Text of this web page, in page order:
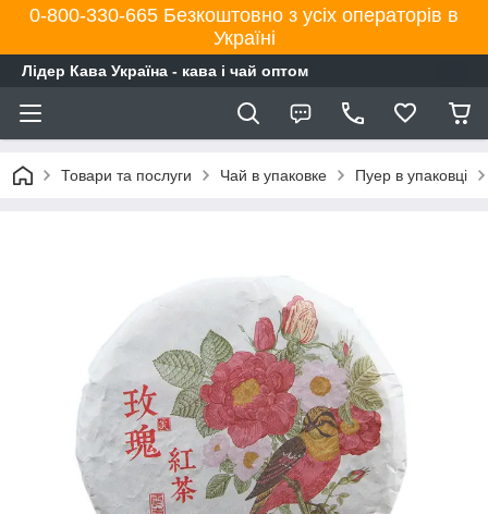
0-800-330-665 Безкоштовно з усіх операторів в
Україні
Лідер Кава Україна - кава і чай оптом
Товари та послуги Чай в упаковке Пуер в упаковці